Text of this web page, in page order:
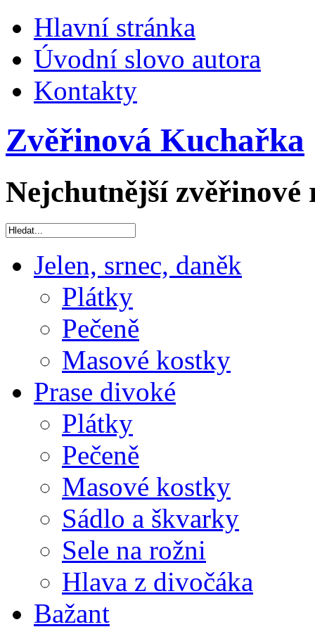
Hlavní stránka
Úvodní slovo autora
Kontakty
Zvěřinová Kuchařka
Nejchutnější zvěřinové
Jelen, srnec, daněk
Plátky
Pečeně
Masové kostky
Prase divoké
Plátky
Pečeně
Masové kostky
Sádlo a škvarky
Sele na rožni
Hlava z divočáka
Bažant